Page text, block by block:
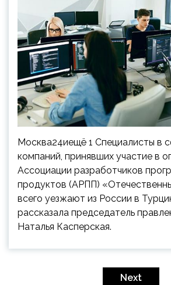
Москва24иещё 1 Специалисты в
компаний, принявших участие в
Ассоциации разработчиков
продуктов (АРПП)
всего уезжают из России в
рассказала председатель
Наталья Касперская.
Next